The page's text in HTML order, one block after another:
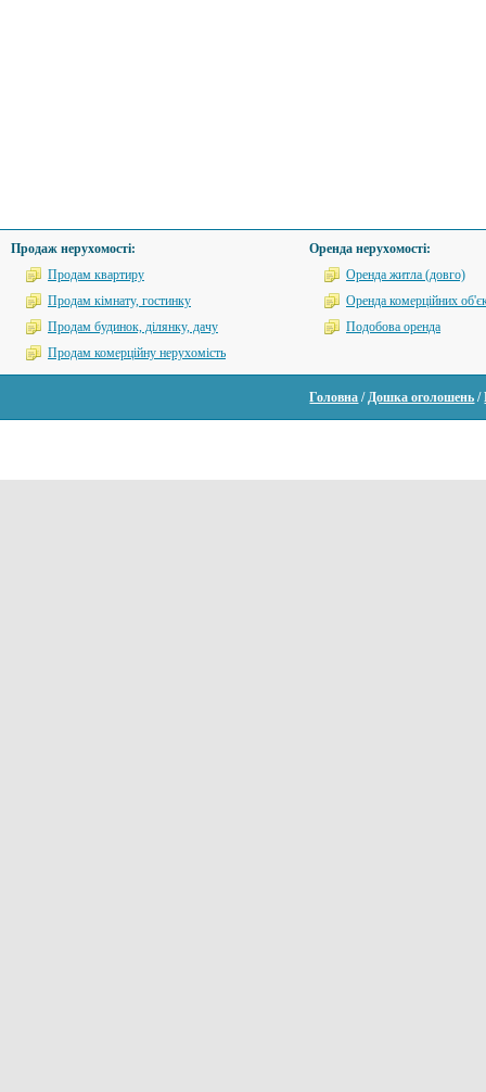
Оренда нерухомості:
Оренда житла (довго)
Оренда комерційних
Подобова оренда
Продаж нерухомості:
Продам квартиру
Продам кімнату, гостинку
Продам будинок, ділянку, дачу
Продам комерційну нерухомість
Головна /Дошка оголошень /